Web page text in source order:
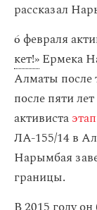
рассказал
6 февраля
кет!»Ермека
Алматы после
после пяти
активиста
ЛА-155/14 в
Нарымбая
границы.